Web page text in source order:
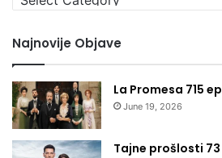
kategoriju
Najnovije Objave
La Promesa 715
June 19, 2026
Tajne prošlosti